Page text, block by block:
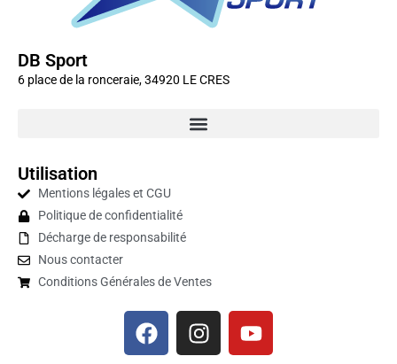
DB Sport
6 place de la ronceraie, 34920 LE CRES
Utilisation
Mentions légales et CGU
Politique de confidentialité
Décharge de responsabilité
Nous contacter
Conditions Générales de Ventes